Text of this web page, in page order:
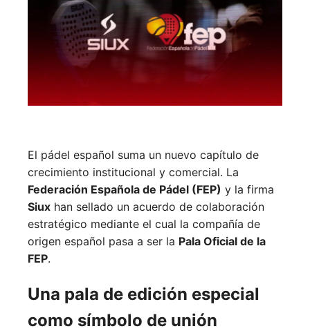
El pádel español suma un nuevo capítulo de
crecimiento institucional y comercial. La
Federación Española de Pádel (FEP) y la firma
Siux han sellado un acuerdo de colaboración
estratégico mediante el cual la compañía de
origen español pasa a ser la Pala Oficial de la
FEP.
Una pala de edición especial
como símbolo de unión